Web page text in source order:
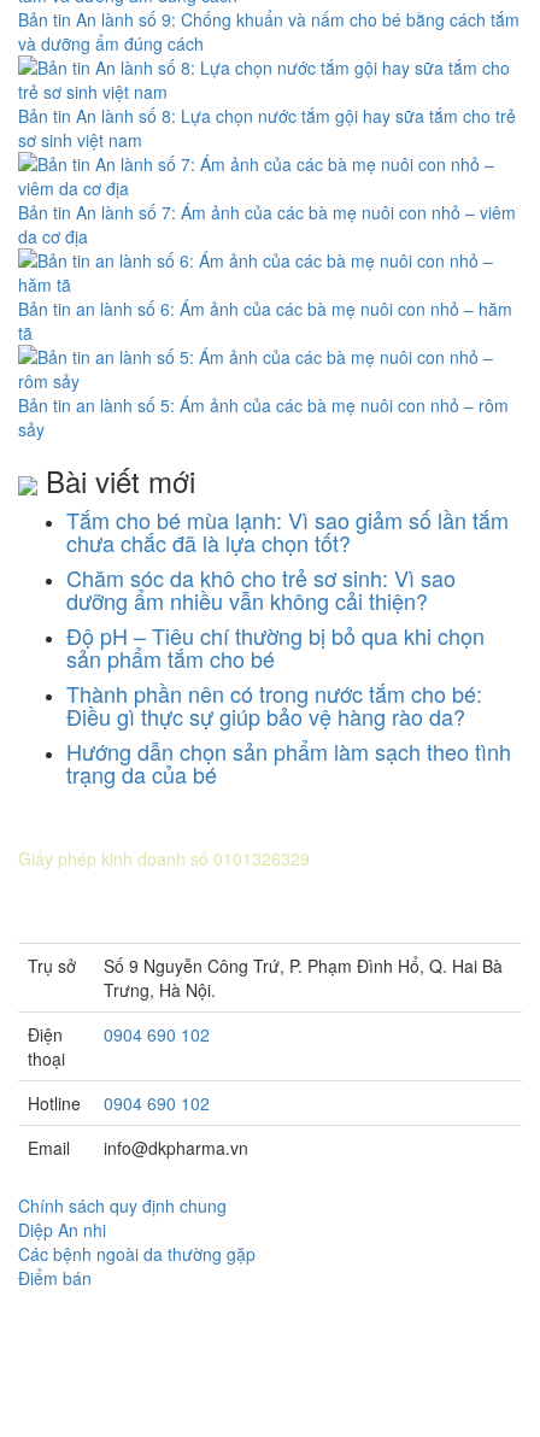
Bản tin An lành số 9: Chống khuẩn và nấm cho bé bằng cách tắm
và dưỡng ẩm đúng cách
Bản tin An lành số 8: Lựa chọn nước tắm gội hay sữa tắm cho trẻ
sơ sinh việt nam
Bản tin An lành số 7: Ám ảnh của các bà mẹ nuôi con nhỏ – viêm
da cơ địa
Bản tin an lành số 6: Ám ảnh của các bà mẹ nuôi con nhỏ – hăm
tã
Bản tin an lành số 5: Ám ảnh của các bà mẹ nuôi con nhỏ – rôm
sảy
Bài viết mới
Tắm cho bé mùa lạnh: Vì sao giảm số lần tắm
chưa chắc đã là lựa chọn tốt?
Chăm sóc da khô cho trẻ sơ sinh: Vì sao
dưỡng ẩm nhiều vẫn không cải thiện?
Độ pH – Tiêu chí thường bị bỏ qua khi chọn
sản phẩm tắm cho bé
Thành phần nên có trong nước tắm cho bé:
Điều gì thực sự giúp bảo vệ hàng rào da?
Hướng dẫn chọn sản phẩm làm sạch theo tình
trạng da của bé
Giấy phép kinh doanh số 0101326329
Trụ sở
Số 9 Nguyễn Công Trứ, P. Phạm Đình Hổ, Q. Hai Bà
Trưng, Hà Nội.
Điện
thoại
0904 690 102
Hotline
0904 690 102
Email
info@dkpharma.vn
Chính sách quy định chung
Diệp An nhi
Các bệnh ngoài da thường gặp
Điểm bán